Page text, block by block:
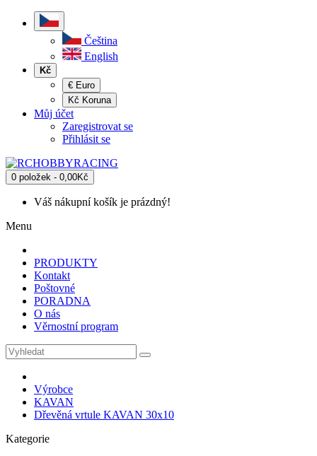
Čeština
English
Kč
€ Euro
Kč Koruna
Můj účet
Zaregistrovat se
Přihlásit se
0 položek - 0,00Kč
Váš nákupní košík je prázdný!
Menu
PRODUKTY
Kontakt
Poštovné
PORADNA
O nás
Věrnostní program
Výrobce
KAVAN
Dřevěná vrtule KAVAN 30x10
Kategorie